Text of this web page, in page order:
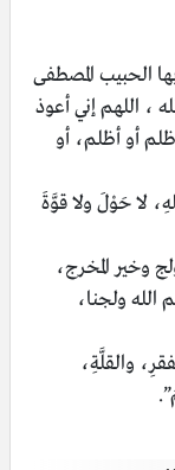
الحبيب المصطفى
، اللهم إني أعوذ
أو أظلم، أو
لا حَوْلَ ولا قوَّةَ
وخير المخرج،
ولجنا،
والقلَّةِ،